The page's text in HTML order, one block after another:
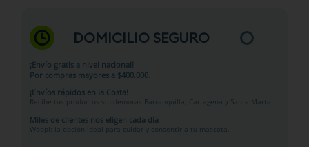
DOMICILIO SEGURO
¡Envío gratis a nivel nacional!
Por compras mayores a $400.000.
¡Envíos rápidos en la Costa!
Recibe tus productos sin demoras Barranquilla, Cartagena y Santa Marta.
Miles de clientes nos eligen cada día
Woopi: la opción ideal para cuidar y consentir a tu mascota.